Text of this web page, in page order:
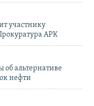
участнику
АРК
об альтернативе
нефти